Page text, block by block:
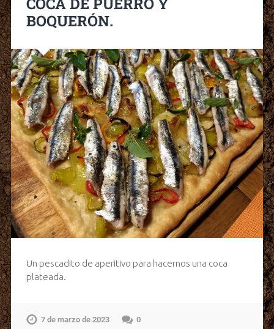
BOQUERÓN.
Un pescadito de aperitivo para hacernos una coca
plateada.
7 de marzo de 2023 0